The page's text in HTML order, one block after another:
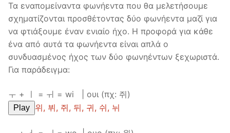
Τα εναπομείναντα φωνήεντα που θα μελετήσουμε
σχηματίζονται προσθέτοντας δύο φωνήεντα μαζί για
να φτιάξουμε έναν ενιαίο ήχο. Η προφορά για κάθε
ένα από αυτά τα φωνήεντα είναι απλά ο
συνδυασμένος ήχος των δύο φωνηέντων ξεχωριστά.
Για παράδειγμα:
ㅜ + ㅣ = ㅟ = wi | ουι (πχ: 쥐)
Play 위, 뷔, 쥐, 뒤, 귀, 쉬, 뉘